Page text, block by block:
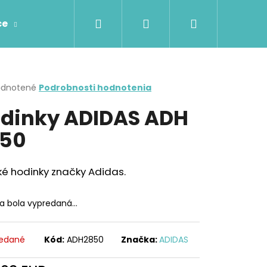
Prívesky Retiazky
Hľadať Prihlásenie
Podrobnosti hodnotenia
ADIDAS ADH
hodinky značky Adidas.
bola vypredaná…
Kód: ADH2850 Značka:ADIDAS